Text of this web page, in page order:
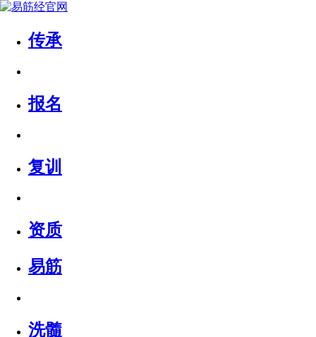
传承
报名
复训
资质
易筋
洗髓